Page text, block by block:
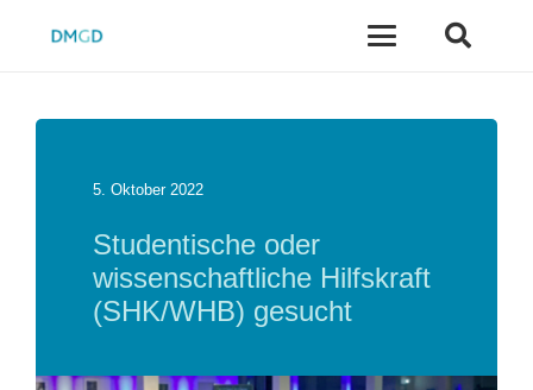
5. Oktober 2022
Studentische oder
wissenschaftliche Hilfskraft
(SHK/WHB) gesucht